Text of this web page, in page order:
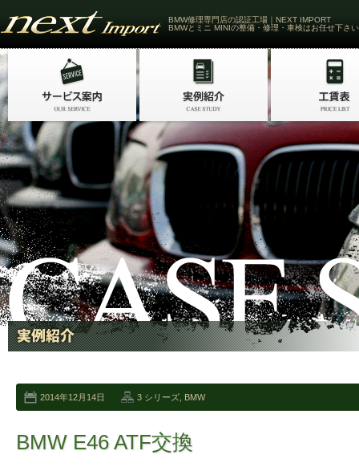
BMW修理専門店の認証工場｜NEXT IMPORT
BMWとミニ MINIの整備・修理・車検はお任せ下さい
2014年12月14日 3 シリーズ BMW
BMW E46 ATF交換